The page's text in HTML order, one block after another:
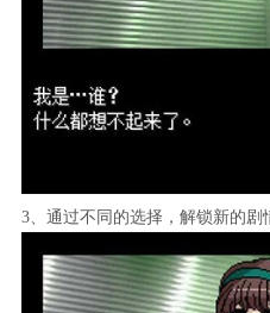
3、通过不同的选择，解锁新的剧